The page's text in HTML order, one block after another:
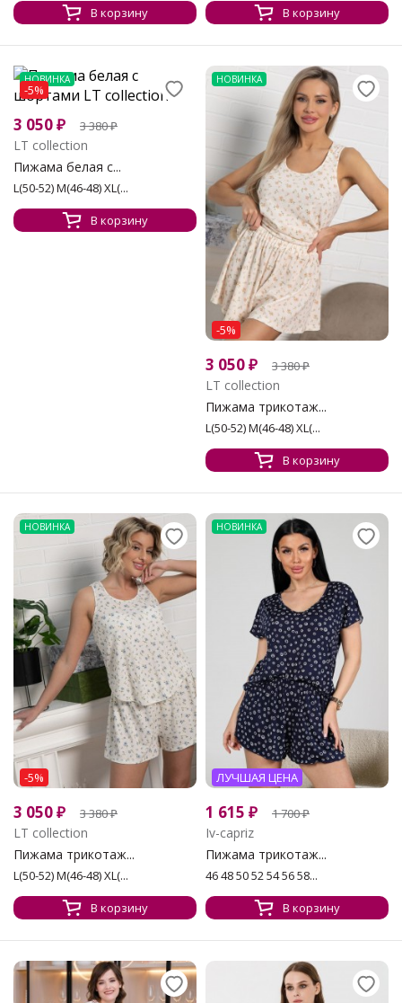
В корзину В корзину
НОВИНКА
-5%
3 050₽ 3 380₽
LT collection
Пижама белая с...
L(50-52) M(46-48) XL(...
В корзину
НОВИНКА
-5%
3 050₽ 3 380₽
LT collection
Пижама трикотаж...
L(50-52) M(46-48) XL(...
В корзину
НОВИНКА
-5%
3 050₽ 3 380₽
LT collection
Пижама трикотаж...
L(50-52) M(46-48) XL(...
В корзину
НОВИНКА
ЛУЧШАЯ ЦЕНА
1 615 ₽ 1 700₽
Iv-capriz
Пижама трикотаж...
46 48 50 52 54 56 58...
В корзину